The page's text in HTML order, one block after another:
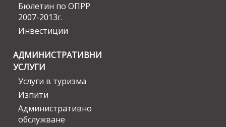
Бюлетин по ОПРР
2007-2013г.
Инвестиции
АДМИНИСТРАТИВНИ
УСЛУГИ
Услуги в туризма
Изпити
Административно
обслужване